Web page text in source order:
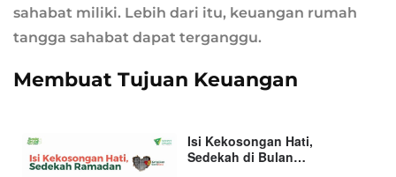
sahabat miliki. Lebih dari itu, keuangan rumah
tangga sahabat dapat terganggu.
Membuat Tujuan Keuangan
Isi Kekosongan Hati,
Sedekah di Bulan